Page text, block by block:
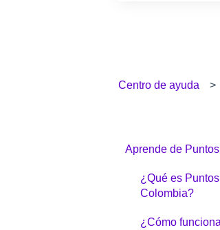
Centro de ayuda
Aprende de Puntos
¿Qué es Puntos
Colombia?
¿Cómo